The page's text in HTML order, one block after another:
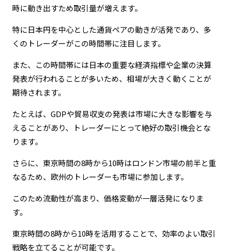
時に動き出すため取引量が増えます。
特に日本円を中心とした通貨ペアの動きが活発であり、多
くのトレーダーがこの時間帯に注目します。
また、この時間帯には日本の重要な経済指標や企業の決算
発表が行われることが多いため、相場が大きく動くことが
期待されます。
たとえば、GDPや貿易収支の発表は市場に大きな影響を与
えることがあり、トレーダーにとって絶好の取引機会とな
ります。
さらに、東京時間の8時から10時はロンドン市場の前半と重
なるため、欧州のトレーダーも市場に参加します。
このため流動性が高まり、価格変動が一層活発になりま
す。
東京時間の8時から10時を活用することで、効率のよい取引
戦略を立てることが可能です。